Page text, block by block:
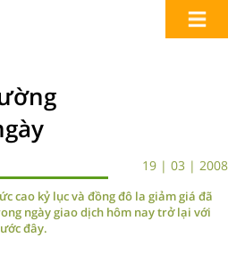
19 | 03 | 2008
cao kỷ lục và đồng đô la giảm giá đã
ngày giao dịch hôm nay trở lại với
đây.